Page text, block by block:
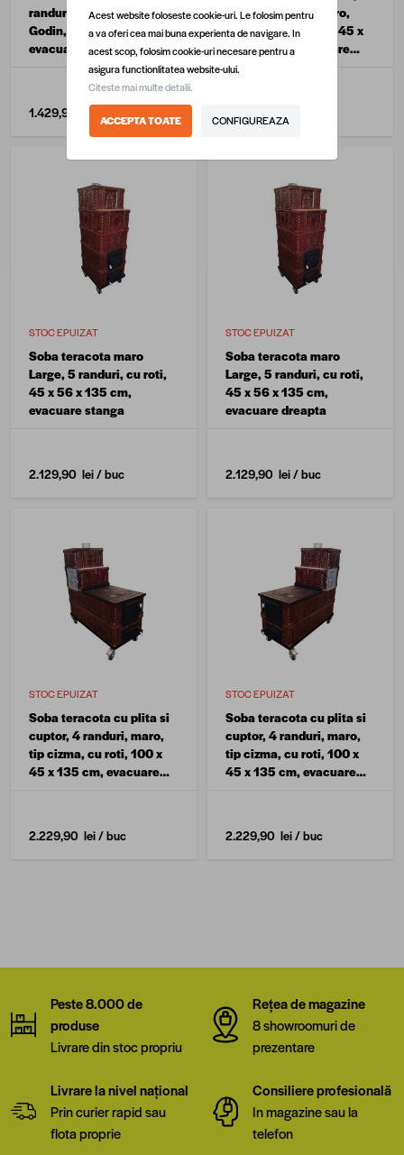
randuri, cu roti, maro, tip
Godin, 45 x 45 x 90 cm,
evacuare dreapta
1.429,90 lei
randuri, cu roti, maro,
degrade, tip Godin, 45 x
45 x 90 cm, evacuare
stanga
STOC EPUIZAT
Soba teracota maro
Large, 5 randuri, cu roti,
45 x 56 x 135 cm,
evacuare stanga
2.129,90 lei/ buc
STOC EPUIZAT
Soba teracota maro
Large, 5 randuri, cu roti,
45 x 56 x 135 cm,
evacuare dreapta
2.129,90 lei/ buc
STOC EPUIZAT
Soba teracota cu plita si
cuptor, 4 randuri, maro,
tip cizma, cu roti, 100 x
45 x 135 cm, evacuare
2.229,90 lei/ buc
STOC EPUIZAT
Soba teracota cu plita si
cuptor, 4 randuri, maro,
tip cizma, cu roti, 100 x
45 x 135 cm, evacuare
2.229,90 lei/ buc
Peste 8.000 de
produse
Livrare din stoc propriu
Rețea de magazine
8 showroomuri de
prezentare
Livrare la nivel național
Prin curier rapid sau
flota proprie
Consiliere profesională
In magazine sau la
telefon
Acest website foloseste cookie-uri. Le folosim pentru
a va oferi cea mai buna experienta de navigare. In
acest scop, folosim cookie-uri necesare pentru a
asigura functionlitatea website-ului.
Citeste mai multe detalii.
ACCEPTA TOATE CONFIGUREAZA